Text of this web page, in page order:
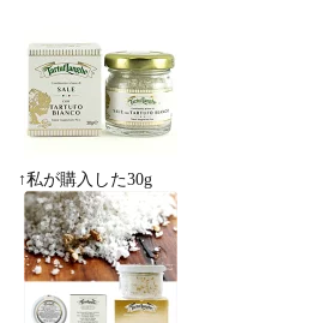
↑私が購入した30g